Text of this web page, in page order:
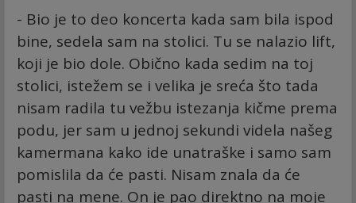
- Bio je to deo koncerta kada sam bila ispod
bine, sedela sam na stolici. Tu se nalazio lift,
koji je bio dole. Obično kada sedim na toj
stolici, istežem se i velika je sreća što tada
nisam radila tu vežbu istezanja kičme prema
podu, jer sam u jednoj sekundi videla našeg
kamermana kako ide unatraške i samo sam
pomislila da će pasti. Nisam znala da će
pasti na mene. On je pao direktno na moje